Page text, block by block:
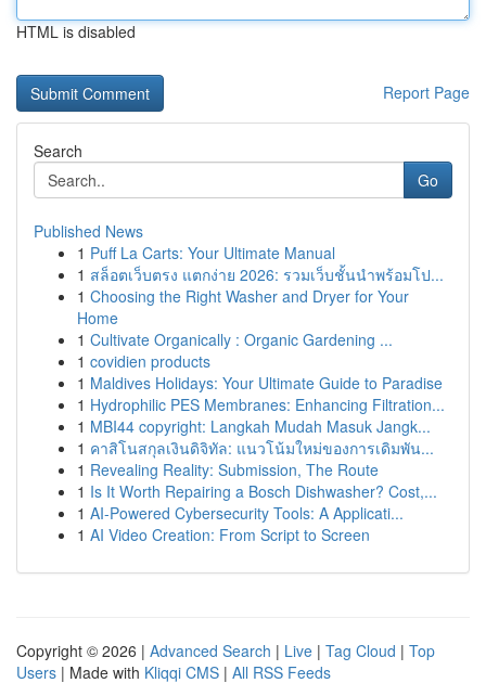
HTML is disabled
Report Page
Search
Go
Published News
1 Puff La Carts: Your Ultimate Manual
1 สล็อตเว็บตรง แตกง่าย 2026: รวมเว็บชั้นนำพร้อมโป...
1 Choosing the Right Washer and Dryer for Your
Home
1 Cultivate Organically : Organic Gardening ...
1 covidien products
1 Maldives Holidays: Your Ultimate Guide to Paradise
1 Hydrophilic PES Membranes: Enhancing Filtration...
1 MBI44 copyright: Langkah Mudah Masuk Jangk...
1 คาสิโนสกุลเงินดิจิทัล: แนวโน้มใหม่ของการเดิมพัน...
1 Revealing Reality: Submission, The Route
1 Is It Worth Repairing a Bosch Dishwasher? Cost,...
1 AI-Powered Cybersecurity Tools: A Applicati...
1 AI Video Creation: From Script to Screen
Copyright © 2026 | Advanced Search | Live | Tag Cloud | Top
Users | Made with Kliqqi CMS | All RSS Feeds